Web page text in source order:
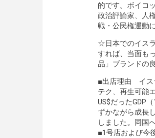
的です。ボイコ
政治評論家、人
戦・公民権運動
☆日本でのイス
すれば、当面も
品」ブランドの
■出店理由 イス
テク、再生可能
US$だったGDP
ずかながら成長
しました。同国
■1号店および今